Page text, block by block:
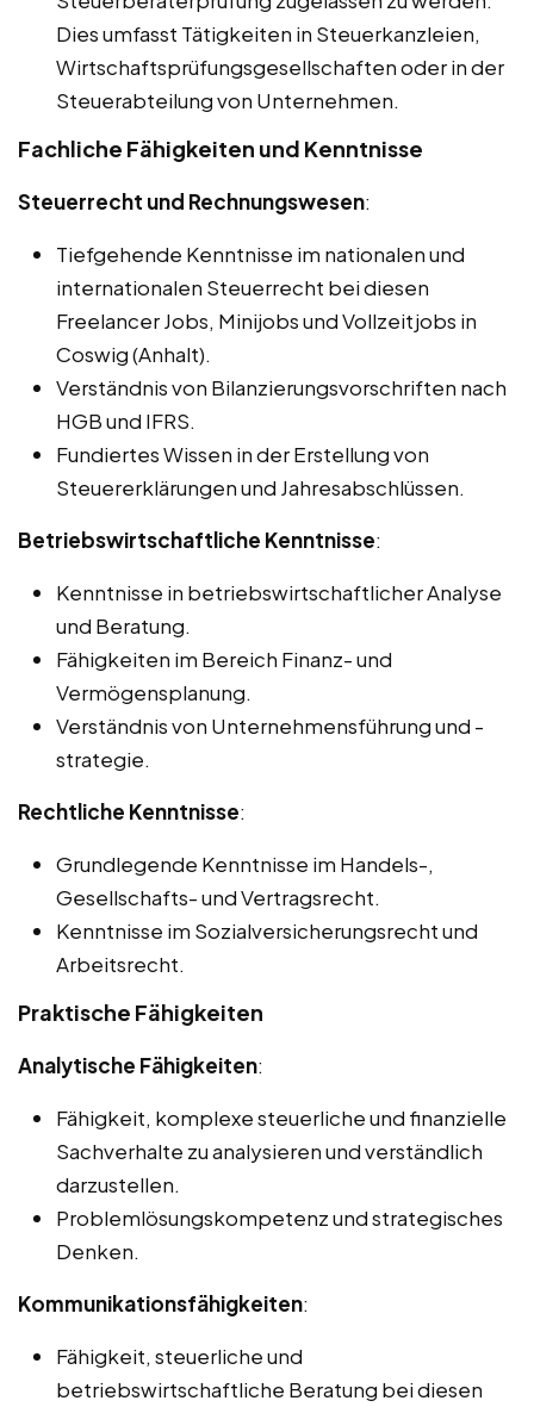
Dies umfasst Tätigkeiten in Steuerkanzleien,
Wirtschaftsprüfungsgesellschaften oder in der
Steuerabteilung von Unternehmen.
Fachliche Fähigkeiten und Kenntnisse
Steuerrecht und Rechnungswesen:
Tiefgehende Kenntnisse im nationalen und
internationalen Steuerrecht bei diesen
Freelancer Jobs, Minijobs und Vollzeitjobs in
Coswig (Anhalt).
Verständnis von Bilanzierungsvorschriften nach
HGB und IFRS.
Fundiertes Wissen in der Erstellung von
Steuererklärungen und Jahresabschlüssen.
Betriebswirtschaftliche Kenntnisse:
Kenntnisse in betriebswirtschaftlicher Analyse
und Beratung.
Fähigkeiten im Bereich Finanz- und
Vermögensplanung.
Verständnis von Unternehmensführung und -
strategie.
Rechtliche Kenntnisse:
Grundlegende Kenntnisse im Handels-,
Gesellschafts- und Vertragsrecht.
Kenntnisse im Sozialversicherungsrecht und
Arbeitsrecht.
Praktische Fähigkeiten
Analytische Fähigkeiten:
Fähigkeit, komplexe steuerliche und finanzielle
Sachverhalte zu analysieren und verständlich
darzustellen.
Problemlösungskompetenz und strategisches
Denken.
Kommunikationsfähigkeiten:
Fähigkeit, steuerliche und
betriebswirtschaftliche Beratung bei diesen